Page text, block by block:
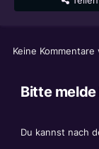
Keine Kommentare
Bitte melde
Du kannst nach